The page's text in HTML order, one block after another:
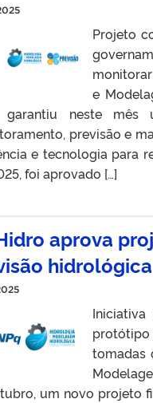
Projeto
e
garantiu neste
previsão e
e tecnologia para
foi aprovado […]
aprova
protótipo
tomadas
um novo projeto